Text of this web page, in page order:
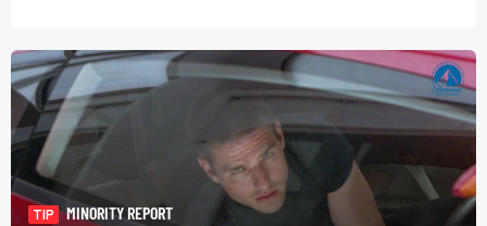
TIP
MINORITY REPORT